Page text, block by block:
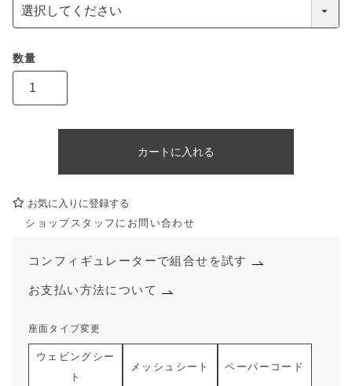
お気に入りに登録する
カートに入れる
ショップスタッフにお問い合わせ
座面タイプ変更
ウェビングシー
ト
メッシュシート ペーパーコード
コンフィギュレーターで組合せを試す
お支払い方法について